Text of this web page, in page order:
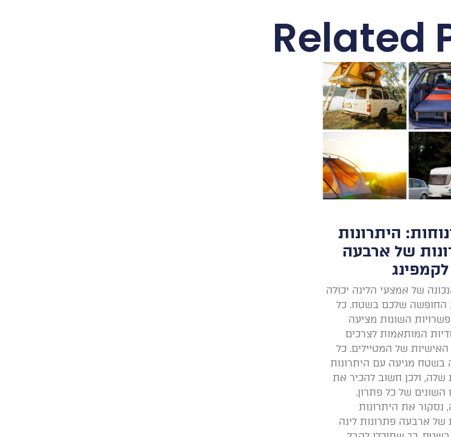
Related
היתרונות
של ארבעה
של אמצעי הלינה יכולה
החופשה שלכם בשטח. כל
השונות מציעה
המותאמות לצרכים
של המטיילים. כל
בשטח מגיעה עם היתרונות
שלה, ולכן חשוב להכיר את
השונים של כל פתרון.
נסקור את היתרונות
של ארבעה פתרונות לינה